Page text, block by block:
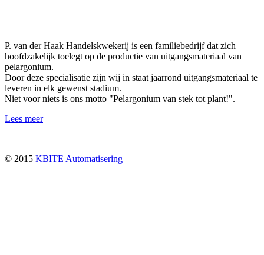
P. van der Haak Handelskwekerij is een familiebedrijf dat zich
hoofdzakelijk toelegt op de productie van uitgangsmateriaal van
pelargonium.
Door deze specialisatie zijn wij in staat jaarrond uitgangsmateriaal te
leveren in elk gewenst stadium.
Niet voor niets is ons motto "Pelargonium van stek tot plant!".
Lees meer
© 2015 KBITE Automatisering